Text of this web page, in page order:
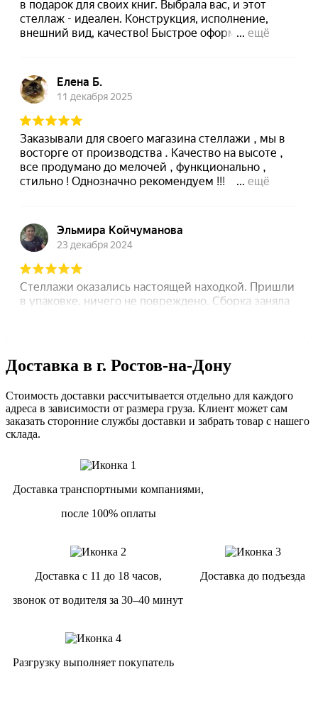
Доставка в г. Ростов-на-Дону
Стоимость доставки рассчитывается отдельно для каждого
адреса в зависимости от размера груза. Клиент может сам
заказать сторонние службы доставки и забрать товар с нашего
склада.
Доставка транспортными компаниями,
после 100% оплаты
Доставка с 11 до 18 часов,
звонок от водителя за 30–40 минут
Доставка до подъезда
Разгрузку выполняет покупатель